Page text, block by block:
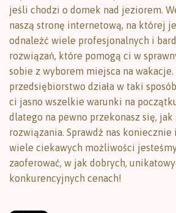
jeśli chodzi o domek nad jeziorem.
naszą stronę internetową, na której
odnaleźć wiele profesjonalnych i
rozwiązań, które pomogą ci w
sobie z wyborem miejsca na wakacje.
przedsiębiorstwo działa w taki
ci jasno wszelkie warunki na
dlatego na pewno przekonasz się,
rozwiązania. Sprawdź nas
wiele ciekawych możliwości
zaoferować, w jak dobrych,
konkurencyjnych cenach!